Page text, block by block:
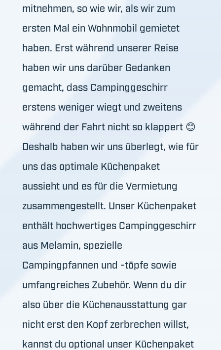
mitnehmen, so wie wir, als wir zum
ersten Mal ein Wohnmobil gemietet
haben. Erst während unserer Reise
haben wir uns darüber Gedanken
gemacht, dass Campinggeschirr
erstens weniger wiegt und zweitens
während der Fahrt nicht so klappert 😊
Deshalb haben wir uns überlegt, wie für
uns das optimale Küchenpaket
aussieht und es für die Vermietung
zusammengestellt. Unser Küchenpaket
enthält hochwertiges Campinggeschirr
aus Melamin, spezielle
Campingpfannen und -töpfe sowie
umfangreiches Zubehör. Wenn du dir
also über die Küchenausstattung gar
nicht erst den Kopf zerbrechen willst,
kannst du optional unser Küchenpaket